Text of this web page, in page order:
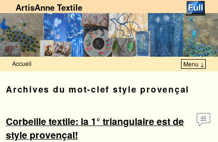
ArtisAnne Textile
Accueil Menu ↓
Archives du mot-clef style provençal
Corbeille textile: la 1° triangulaire est de
style provençal!
46